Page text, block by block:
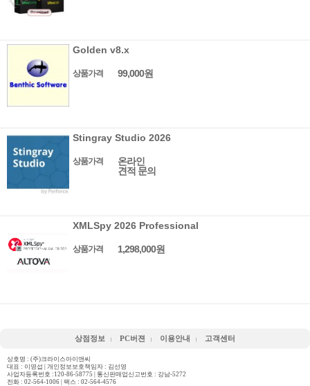
Golden v8.x
상품가격 99,000원
Stingray Studio 2026
상품가격
온라인
견적 문의
XMLSpy 2026 Professional
상품가격 1,298,000원
상점정보 PC버젼 이용안내 고객센터
상호명 : (주)크라이스아이앤씨
대표 : 이영섭 | 개인정보보호책임자 : 김선영
사업자등록번호 :120-86-58775 | 통신판매업신고번호 : 강남-5272
전화 : 02-564-1006 | 팩스 : 02-564-4576